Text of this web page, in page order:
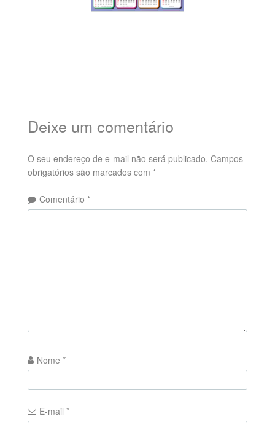
Deixe um comentário
O seu endereço de e-mail não será publicado. Campos
obrigatórios são marcados com *
Comentário *
Nome *
E-mail *